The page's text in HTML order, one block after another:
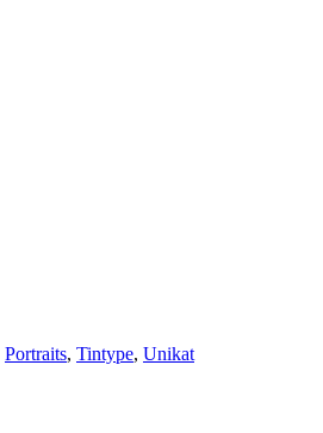
Portraits, Tintype, Unikat